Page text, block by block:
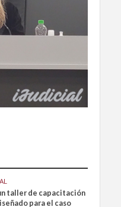
taller de capacitación
para el caso